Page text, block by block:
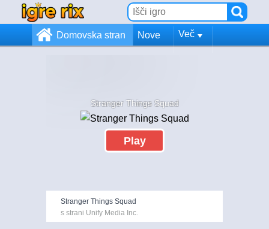
Domovska stran Nove Več
Stranger Things Squad
Play
Stranger Things Squad
s strani Unify Media Inc.